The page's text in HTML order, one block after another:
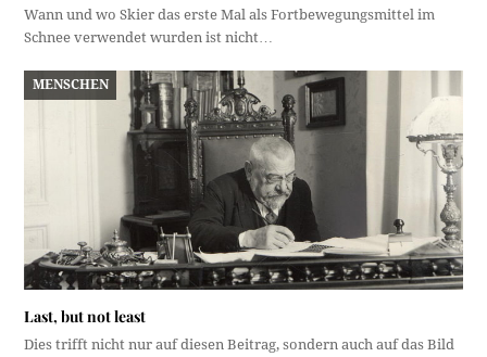
Wann und wo Skier das erste Mal als Fortbewegungsmittel im
Schnee verwendet wurden ist nicht…
MENSCHEN
Last, but not least
Dies trifft nicht nur auf diesen Beitrag, sondern auch auf das Bild